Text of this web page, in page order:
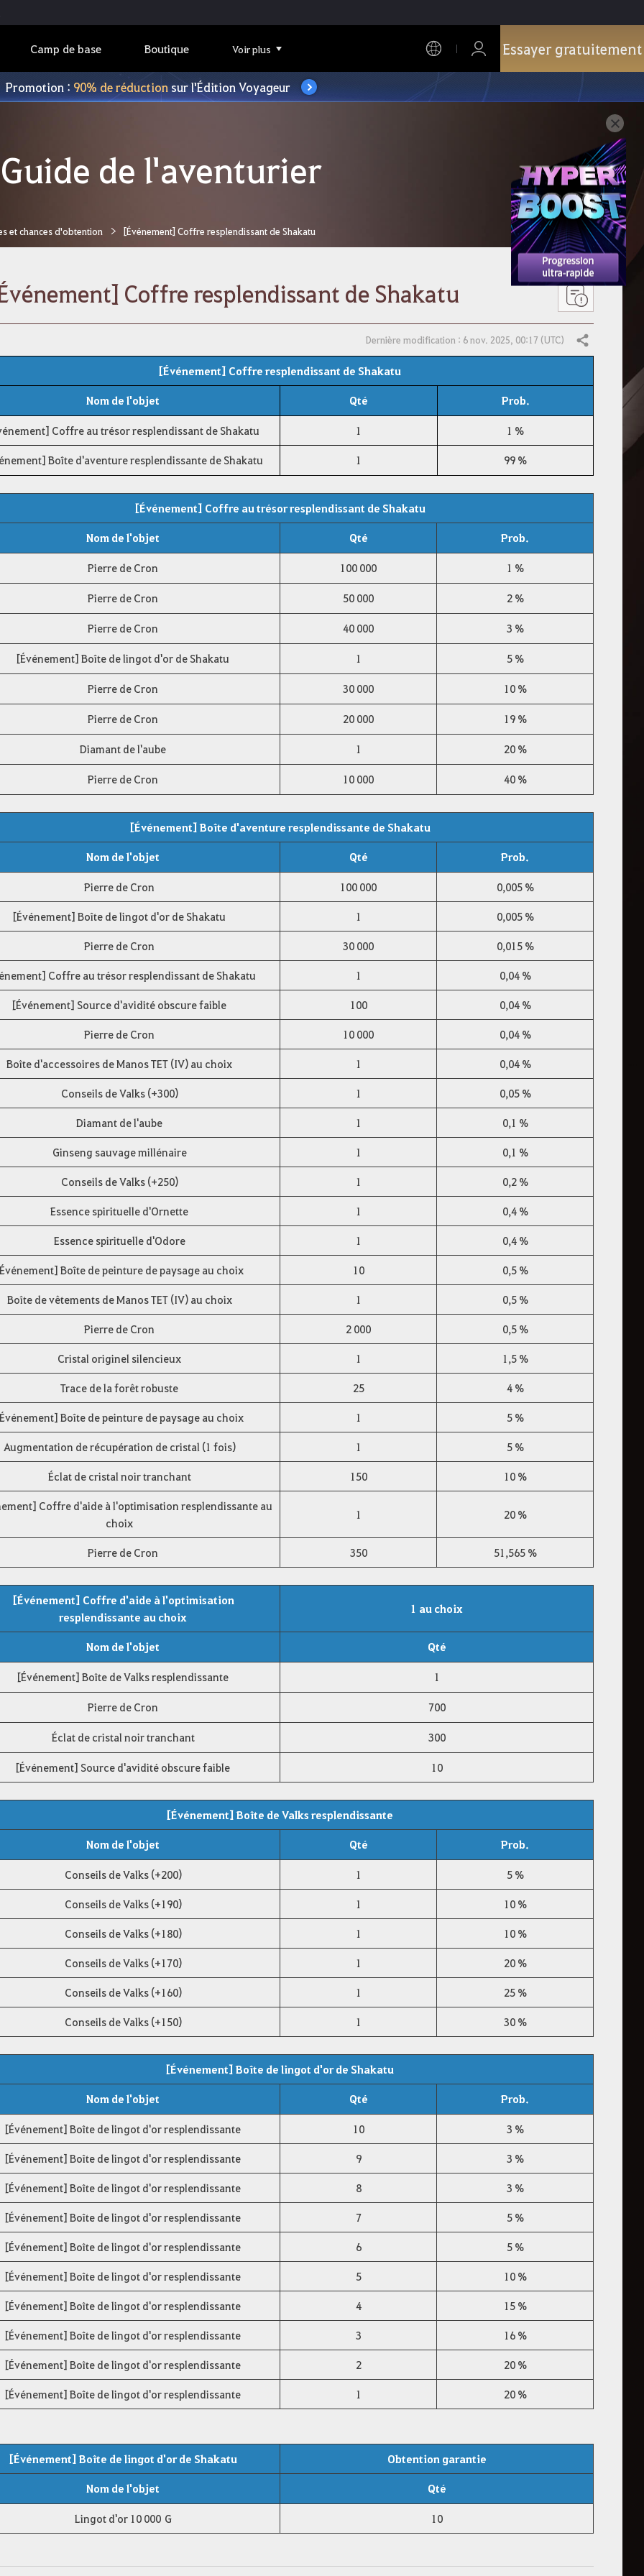
Camp de base Boutique Voir plus Essayer gratuitement
Promotion : 90% de réductionsur l'Édition Voyageur
Guide de l'aventurier
et chances d'obtention [Événement] Coffre resplendissant de Shakatu
Coffre resplendissant de Shakatu
Dernière modification : 6 nov. 2025, 00:17 (UTC) Partager
[Événement] Coffre resplendissant de Shakatu
Nom de l'objet Qté Prob.
Coffre au trésor resplendissant de Shakatu 1 1 %
Boîte d'aventure resplendissante de Shakatu 1 99 %
[Événement] Coffre au trésor resplendissant de Shakatu
Nom de l'objet Qté Prob.
Pierre de Cron 100 000 1 %
Pierre de Cron 50 000 2 %
Pierre de Cron 40 000 3 %
[Événement] Boîte de lingot d'or de Shakatu 1 5 %
Pierre de Cron 30 000 10 %
Pierre de Cron 20 000 19 %
Diamant de l'aube 1 20 %
Pierre de Cron 10 000 40 %
[Événement] Boîte d'aventure resplendissante de Shakatu
Nom de l'objet Qté Prob.
Pierre de Cron 100 000 0,005 %
[Événement] Boîte de lingot d'or de Shakatu 1 0,005 %
Pierre de Cron 30 000 0,015 %
Coffre au trésor resplendissant de Shakatu 1 0,04 %
[Événement] Source d'avidité obscure faible 100 0,04 %
Pierre de Cron 10 000 0,04 %
Boîte d'accessoires de Manos TET (IV) au choix 1 0,04 %
Conseils de Valks (+300) 1 0,05 %
Diamant de l'aube 1 0,1 %
Ginseng sauvage millénaire 1 0,1 %
Conseils de Valks (+250) 1 0,2 %
Essence spirituelle d'Ornette 1 0,4 %
Essence spirituelle d'Odore 1 0,4 %
Boîte de peinture de paysage au choix 10 0,5 %
Boîte de vêtements de Manos TET (IV) au choix 1 0,5 %
Pierre de Cron 2 000 0,5 %
Cristal originel silencieux 1 1,5 %
Trace de la forêt robuste 25 4 %
Boîte de peinture de paysage au choix 1 5 %
Augmentation de récupération de cristal (1 fois) 1 5 %
Éclat de cristal noir tranchant 150 10 %
Coffre d'aide à l'optimisation resplendissante au
choix
1 20 %
Pierre de Cron 350 51,565 %
[Événement] Coffre d'aide à l'optimisation
resplendissante au choix
1 au choix
Nom de l'objet Qté
[Événement] Boîte de Valks resplendissante 1
Pierre de Cron 700
Éclat de cristal noir tranchant 300
[Événement] Source d'avidité obscure faible 10
[Événement] Boîte de Valks resplendissante
Nom de l'objet Qté Prob.
Conseils de Valks (+200) 1 5 %
Conseils de Valks (+190) 1 10 %
Conseils de Valks (+180) 1 10 %
Conseils de Valks (+170) 1 20 %
Conseils de Valks (+160) 1 25 %
Conseils de Valks (+150) 1 30 %
[Événement] Boîte de lingot d'or de Shakatu
Nom de l'objet Qté Prob.
[Événement] Boîte de lingot d'or resplendissante 10 3 %
[Événement] Boîte de lingot d'or resplendissante 9 3 %
[Événement] Boîte de lingot d'or resplendissante 8 3 %
[Événement] Boîte de lingot d'or resplendissante 7 5 %
[Événement] Boîte de lingot d'or resplendissante 6 5 %
[Événement] Boîte de lingot d'or resplendissante 5 10 %
[Événement] Boîte de lingot d'or resplendissante 4 15 %
[Événement] Boîte de lingot d'or resplendissante 3 16 %
[Événement] Boîte de lingot d'or resplendissante 2 20 %
[Événement] Boîte de lingot d'or resplendissante 1 20 %
[Événement] Boîte de lingot d'or de Shakatu Obtention garantie
Nom de l'objet Qté
Lingot d'or 10 000 G 10